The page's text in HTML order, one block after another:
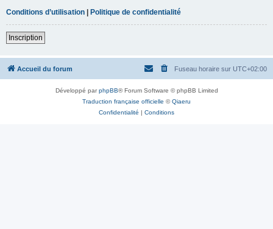
Conditions d’utilisation | Politique de confidentialité
Inscription
Accueil du forum Fuseau horaire sur UTC+02:00
Développé parphpBB® Forum Software © phpBB Limited
Traduction française officielle ©Qiaeru
Confidentialité | Conditions